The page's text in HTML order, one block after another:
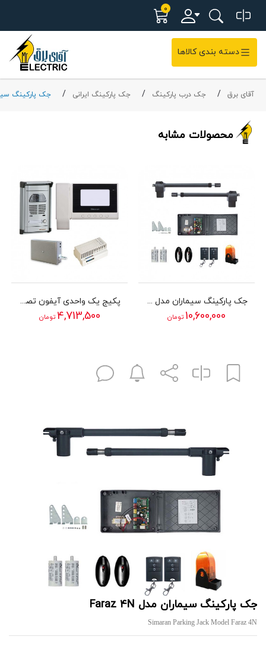
0
دسته بندی کالاها
آقای برق جک درب پارکینگ جک پارکینگ ایرانی جک پارکینگ
محصولات مشابه
جک پارکینگ سیماران مدل Faraz 4S
10,600,000 تومان
پکیج یک واحدی آیفون تصویری سیماران مدل 43HS
4,713,500 تومان
جک پارکینگ سیماران مدل Faraz 4N
Simaran Parking Jack Model Faraz 4N